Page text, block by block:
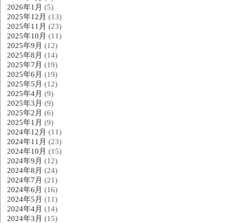
2026年1月 (5)
2025年12月 (13)
2025年11月 (23)
2025年10月 (11)
2025年9月 (12)
2025年8月 (14)
2025年7月 (19)
2025年6月 (19)
2025年5月 (12)
2025年4月 (9)
2025年3月 (9)
2025年2月 (6)
2025年1月 (9)
2024年12月 (11)
2024年11月 (23)
2024年10月 (15)
2024年9月 (12)
2024年8月 (24)
2024年7月 (21)
2024年6月 (16)
2024年5月 (11)
2024年4月 (14)
2024年3月 (15)